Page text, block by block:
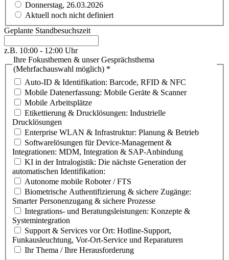
Donnerstag, 26.03.2026
Aktuell noch nicht definiert
Geplante Standbesuchszeit
z.B. 10:00 - 12:00 Uhr
Ihre Fokusthemen & unser Gesprächsthema
(Mehrfachauswahl möglich) *
Auto-ID & Identifikation: Barcode, RFID & NFC
Mobile Datenerfassung: Mobile Geräte & Scanner
Mobile Arbeitsplätze
Etikettierung & Drucklösungen: Industrielle
Drucklösungen
Enterprise WLAN & Infrastruktur: Planung & Betrieb
Softwarelösungen für Device-Management &
Integrationen: MDM, Integration & SAP-Anbindung
KI in der Intralogistik: Die nächste Generation der
automatischen Identifikation:
Autonome mobile Roboter / FTS
Biometrische Authentifizierung & sichere Zugänge:
Smarter Personenzugang & sichere Prozesse
Integrations- und Beratungsleistungen: Konzepte &
Systemintegration
Support & Services vor Ort: Hotline-Support,
Funkausleuchtung, Vor-Ort-Service und Reparaturen
Ihr Thema / Ihre Herausforderung